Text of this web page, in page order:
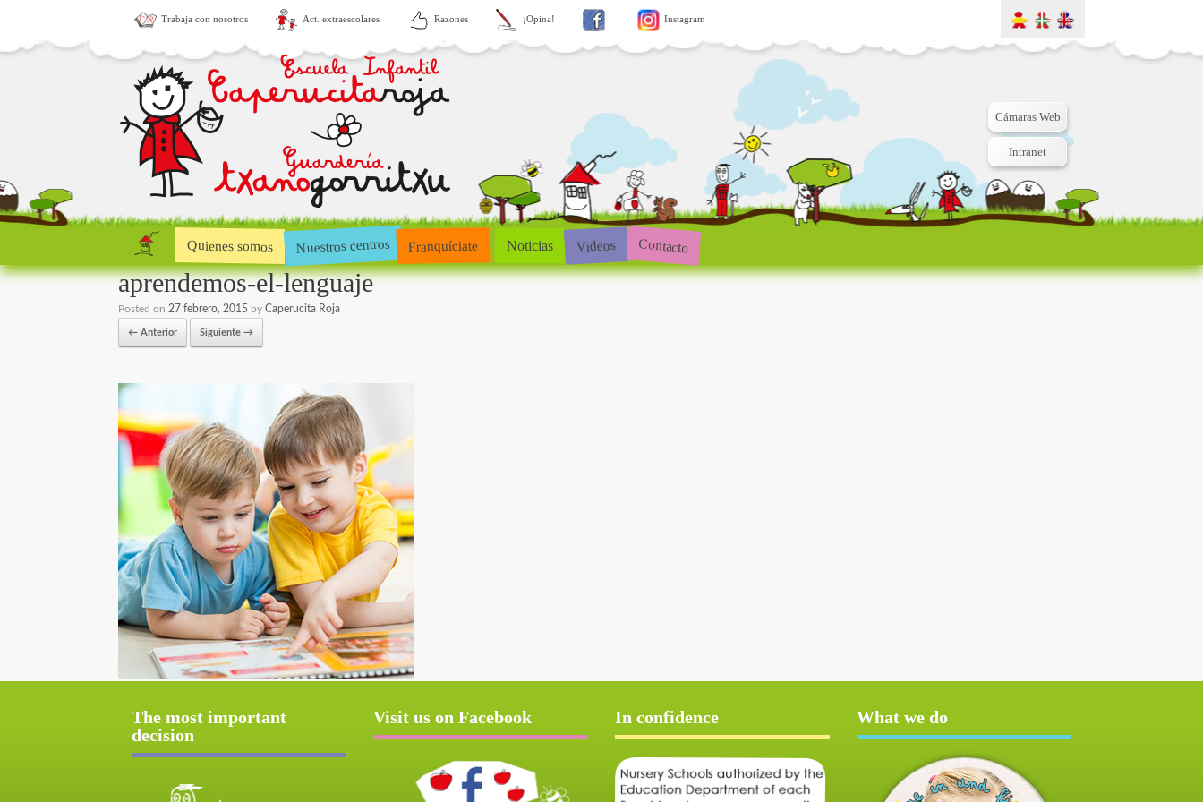
Trabaja con nosotros Act. extraescolares Razones ¡Opina! Instagram
Cámaras Web
Intranet
Quienes somos Nuestros centros Franquíciate Noticias Videos Contacto
aprendemos-el-lenguaje
Posted on 27 febrero, 2015 by Caperucita Roja
← Anterior Siguiente →
The most important
decision
Visit us on Facebook In confidence What we do